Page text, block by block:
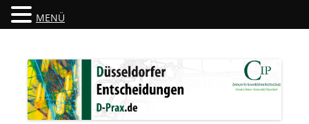
Düsseldorfer Entscheidungen
MENÜ